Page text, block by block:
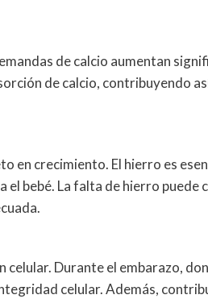
de calcio aumentan
de calcio, contribuyendo
en crecimiento. El hierro es
bebé. La falta de hierro puede
celular. Durante el embarazo,
celular. Además,